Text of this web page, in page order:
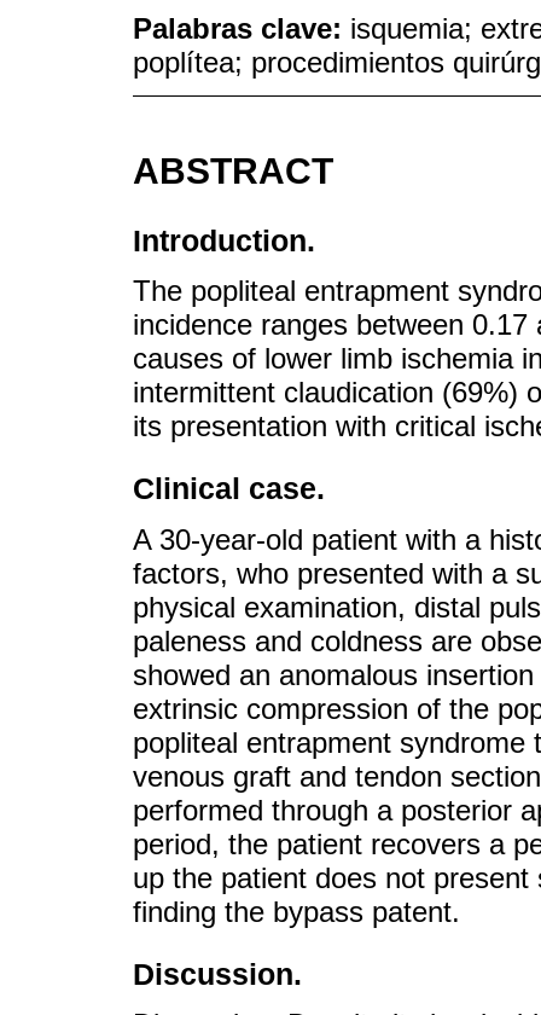
Palabras clave: isquemia;
poplítea; procedimientos
ABSTRACT
Introduction.
The popliteal entrapment
incidence ranges between
causes of lower limb ischemia
intermittent claudication (69%)
its presentation with critical
Clinical case.
A 30-year-old patient with a
factors, who presented with a
physical examination, distal
paleness and coldness are
showed an anomalous
extrinsic compression of the
popliteal entrapment
venous graft and tendon
performed through a posterior
period, the patient recovers a
up the patient does not
finding the bypass patent.
Discussion.